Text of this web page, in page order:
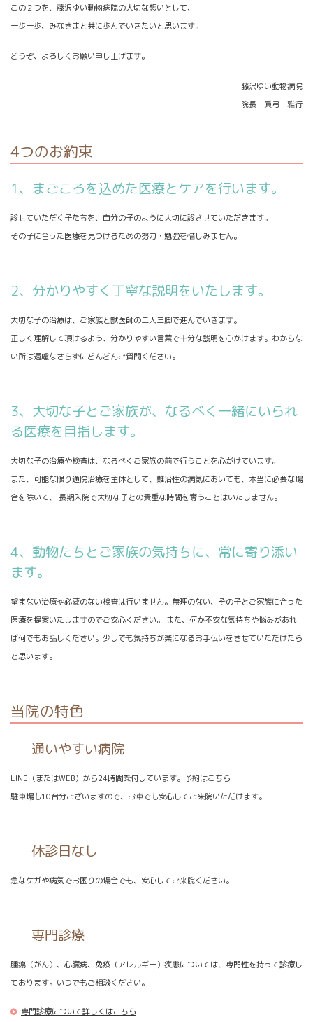
この２つを、藤沢ゆい動物病院の大切な想いとして、
一歩一歩、みなさまと共に歩んでいきたいと思います。
どうぞ、よろしくお願い申し上げます。
藤沢ゆい動物病院
院長 眞弓 雅行
4つのお約束
1、まごころを込めた医療とケアを行います。
診せていただく子たちを、自分の子のように大切に診させていただきます。
その子に合った医療を見つけるための努力・勉強を惜しみません。
2、分かりやすく丁寧な説明をいたします。
大切な子の治療は、ご家族と獣医師の二人三脚で進んでいきます。
正しく理解して頂けるよう、分かりやすい言葉で十分な説明を心がけます。わからな
い所は遠慮なさらずにどんどんご質問ください。
3、大切な子とご家族が、なるべく一緒にいられ
る医療を目指します。
大切な子の治療や検査は、なるべくご家族の前で行うことを心がけています。
また、可能な限り通院治療を主体として、難治性の病気においても、本当に必要な場
合を除いて、 長期入院で大切な子との貴重な時間を奪うことはいたしません。
4、動物たちとご家族の気持ちに、常に寄り添い
ます。
望まない治療や必要のない検査は行いません。無理のない、その子とご家族に合った
医療を提案いたしますのでご安心ください。 また、何か不安な気持ちや悩みがあれ
ば何でもお話しください。少しでも気持ちが楽になるお手伝いをさせていただけたら
と思います。
当院の特色
通いやすい病院
LINE（またはWEB）から24時間受付しています。予約はこちら
駐車場も10台分ございますので、お車でも安心してご来院いただけます。
休診日なし
急なケガや病気でお困りの場合でも、安心してご来院ください。
専門診療
腫瘍（がん）、心臓病、免疫（アレルギー）疾患については、専門性を持って診療し
ております。いつでもご相談ください。
専門診療について詳しくはこちら